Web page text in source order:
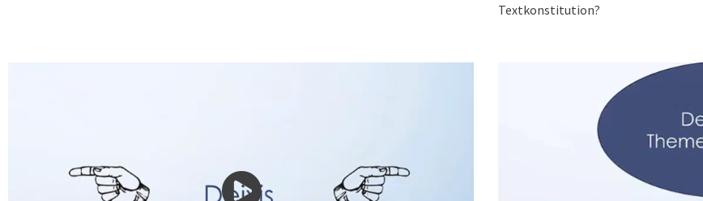
Textkonstitution?